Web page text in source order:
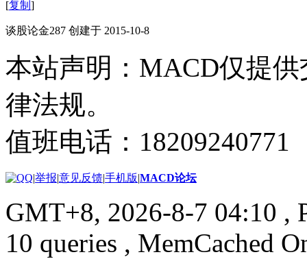
[复制 ]
谈股论金287 创建于 2015-10-8
本站声明：MACD仅提
律法规。
值班电话：
|举报|意见反馈|手机版|MACD论坛
GMT+8, 2026-8-7 04:10 ,
10 queries , MemCached